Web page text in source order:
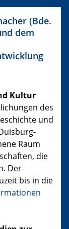
(Bde.
dem
Kultur
des
und
Raum
die
Der
bis in die